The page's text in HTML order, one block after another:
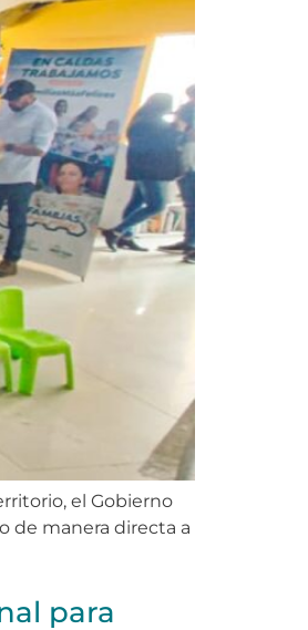
el Gobierno
de manera directa a
para